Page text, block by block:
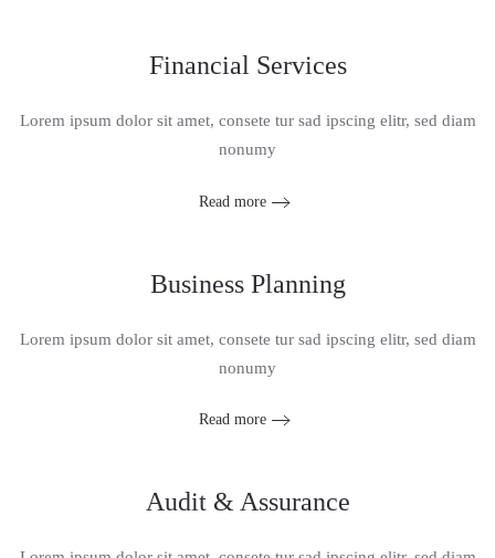
Financial Services
Lorem ipsum dolor sit amet, consete tur sad ipscing elitr, sed diam
nonumy
Read more
Business Planning
Lorem ipsum dolor sit amet, consete tur sad ipscing elitr, sed diam
nonumy
Read more
Audit & Assurance